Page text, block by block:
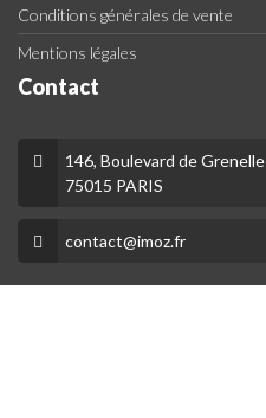
Conditions générales de vente
Mentions légales
Contact
146, Boulevard de Grenelle
75015 PARIS
contact@imoz.fr